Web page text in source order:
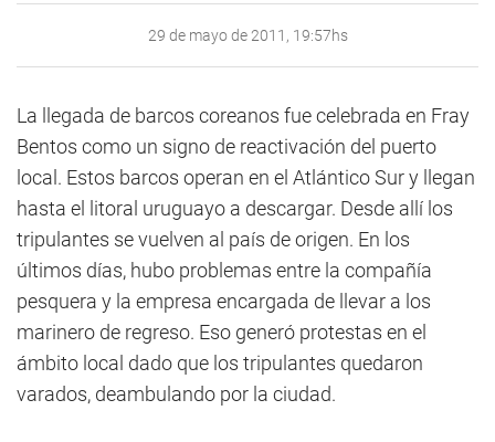
29 de mayo de 2011, 19:57hs
La llegada de barcos coreanos fue celebrada en Fray
Bentos como un signo de reactivación del puerto
local. Estos barcos operan en el Atlántico Sur y llegan
hasta el litoral uruguayo a descargar. Desde allí los
tripulantes se vuelven al país de origen. En los
últimos días, hubo problemas entre la compañía
pesquera y la empresa encargada de llevar a los
marinero de regreso. Eso generó protestas en el
ámbito local dado que los tripulantes quedaron
varados, deambulando por la ciudad.